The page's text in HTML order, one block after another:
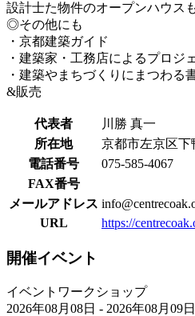
設計士た物件のオープンハウス
◎その他にも
・京都建築ガイド
・建築家・工務店によるプロジ
・建築やまちづくりにまつわる
&販売
代表者
川勝 真一
所在地
京都市左京区下
電話番号
075-585-4067
FAX番号
メールアドレス
URL
https://
開催イベント
イベント ワークショップ
2026年08月08日 - 2026年08月09日